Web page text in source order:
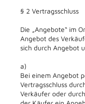
§ 2 Vertragsschluss
Die „Angebote“ im
Angebot des
sich durch Angebot
a)
Bei einem Angebot
Vertragsschluss
Verkäufer oder